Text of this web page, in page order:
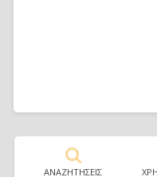
ΑΝΑΖΗΤΗΣΕΙΣ